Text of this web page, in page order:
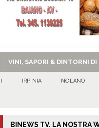
VINI, SAPORI & DINTORNI DI
IRPINIA NOLANO
BINEWS TV. LA NOSTRA